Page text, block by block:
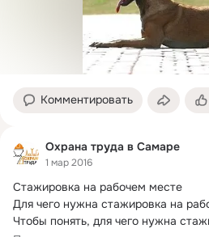
Комментировать
Охрана труда в Самаре
1 мар 2016
Стажировка на рабочем месте
Для чего нужна стажировка на
Чтобы понять, для чего нужна